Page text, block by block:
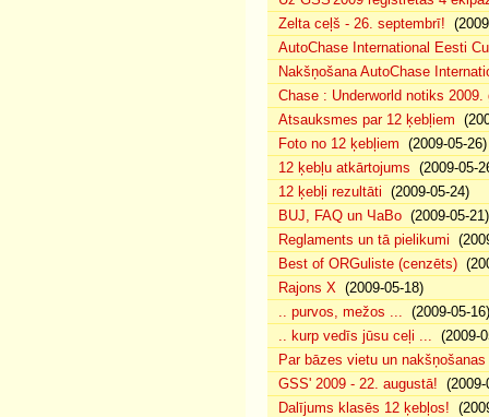
Zelta ceļš - 26. septembrī!
AutoChase International Eesti
Nakšņošana AutoChase
Chase : Underworld notiks 2009.
Atsauksmes par 12 ķebļiem
Foto no 12 ķebļiem (2009-05-26)
12 ķebļu atkārtojums (2009-05-
12 ķebļi rezultāti (2009-05-24)
BUJ, FAQ un ЧаВо (2009-05-21)
Reglaments un tā pielikumi
Best of ORGuliste (cenzēts)
Rajons X (2009-05-18)
.. purvos, mežos ... (2009-05-16)
.. kurp vedīs jūsu ceļi ... (2009-
Par bāzes vietu un
GSS' 2009 - 22. augustā! (2009-
Dalījums klasēs 12 ķebļos!